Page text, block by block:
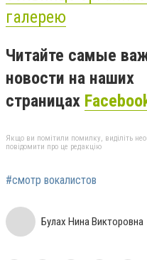
галерею
Читайте самые
новости на наших
страницах
Якщо ви помітили помилку, виділіть
повідомити про це редакцію
#смотр вокалистов
Булах Нина Викторовна